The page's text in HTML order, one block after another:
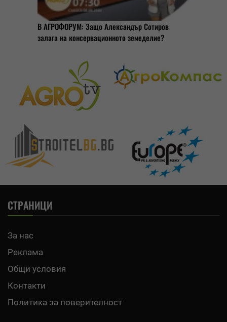
В АГРОФОРУМ: Защо Александър Сотиров
залага на консервационното земеделие?
СТРАНИЦИ
За нас
Реклама
Общи условия
Контакти
Политика за поверителност